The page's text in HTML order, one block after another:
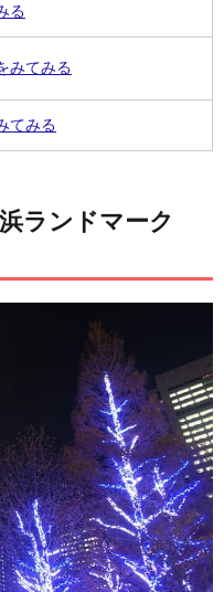
る
みてみる
てみる
ランドマーク